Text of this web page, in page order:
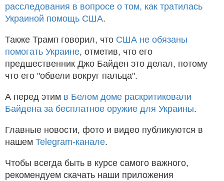
расследования в вопросе о том, как тратилась
Украиной помощь США.
Также Трамп говорил, что США не обязаны
помогать Украине, отметив, что его
предшественник Джо Байден это делал, потому
что его "обвели вокруг пальца".
А перед этим в Белом доме раскритиковали
Байдена за бесплатное оружие для Украины.
Главные новости, фото и видео публикуются в
нашем Telegram-канале.
Чтобы всегда быть в курсе самого важного,
рекомендуем скачать наши приложения